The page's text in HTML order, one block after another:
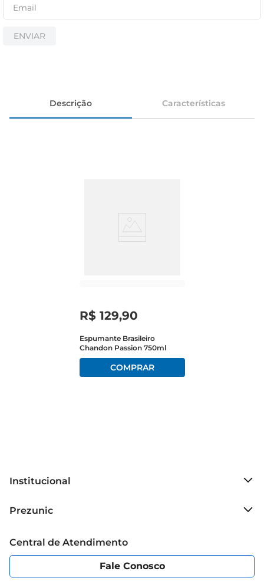
ENVIAR
Descrição Características
R$ 129,90
Espumante Brasileiro
Chandon Passion 750ml
Institucional
Grupo Cencosud
Política de Privacidade
Portal do fornecedor
Prezunic
Código de Ética
App Prezunic
Central de Atendimento
Fale Conosco